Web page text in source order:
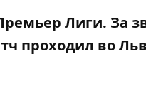
Лиги. За
проходил во